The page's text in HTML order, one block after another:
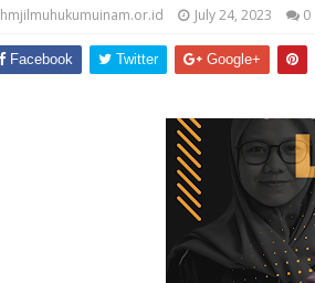
hmjilmuhukumuinam.or.id July 24, 2023 0
Facebook Twitter Google+